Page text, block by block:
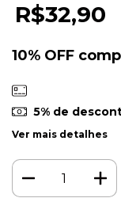
R$32,90
10% OFF
5% de
Ver mais detalhes